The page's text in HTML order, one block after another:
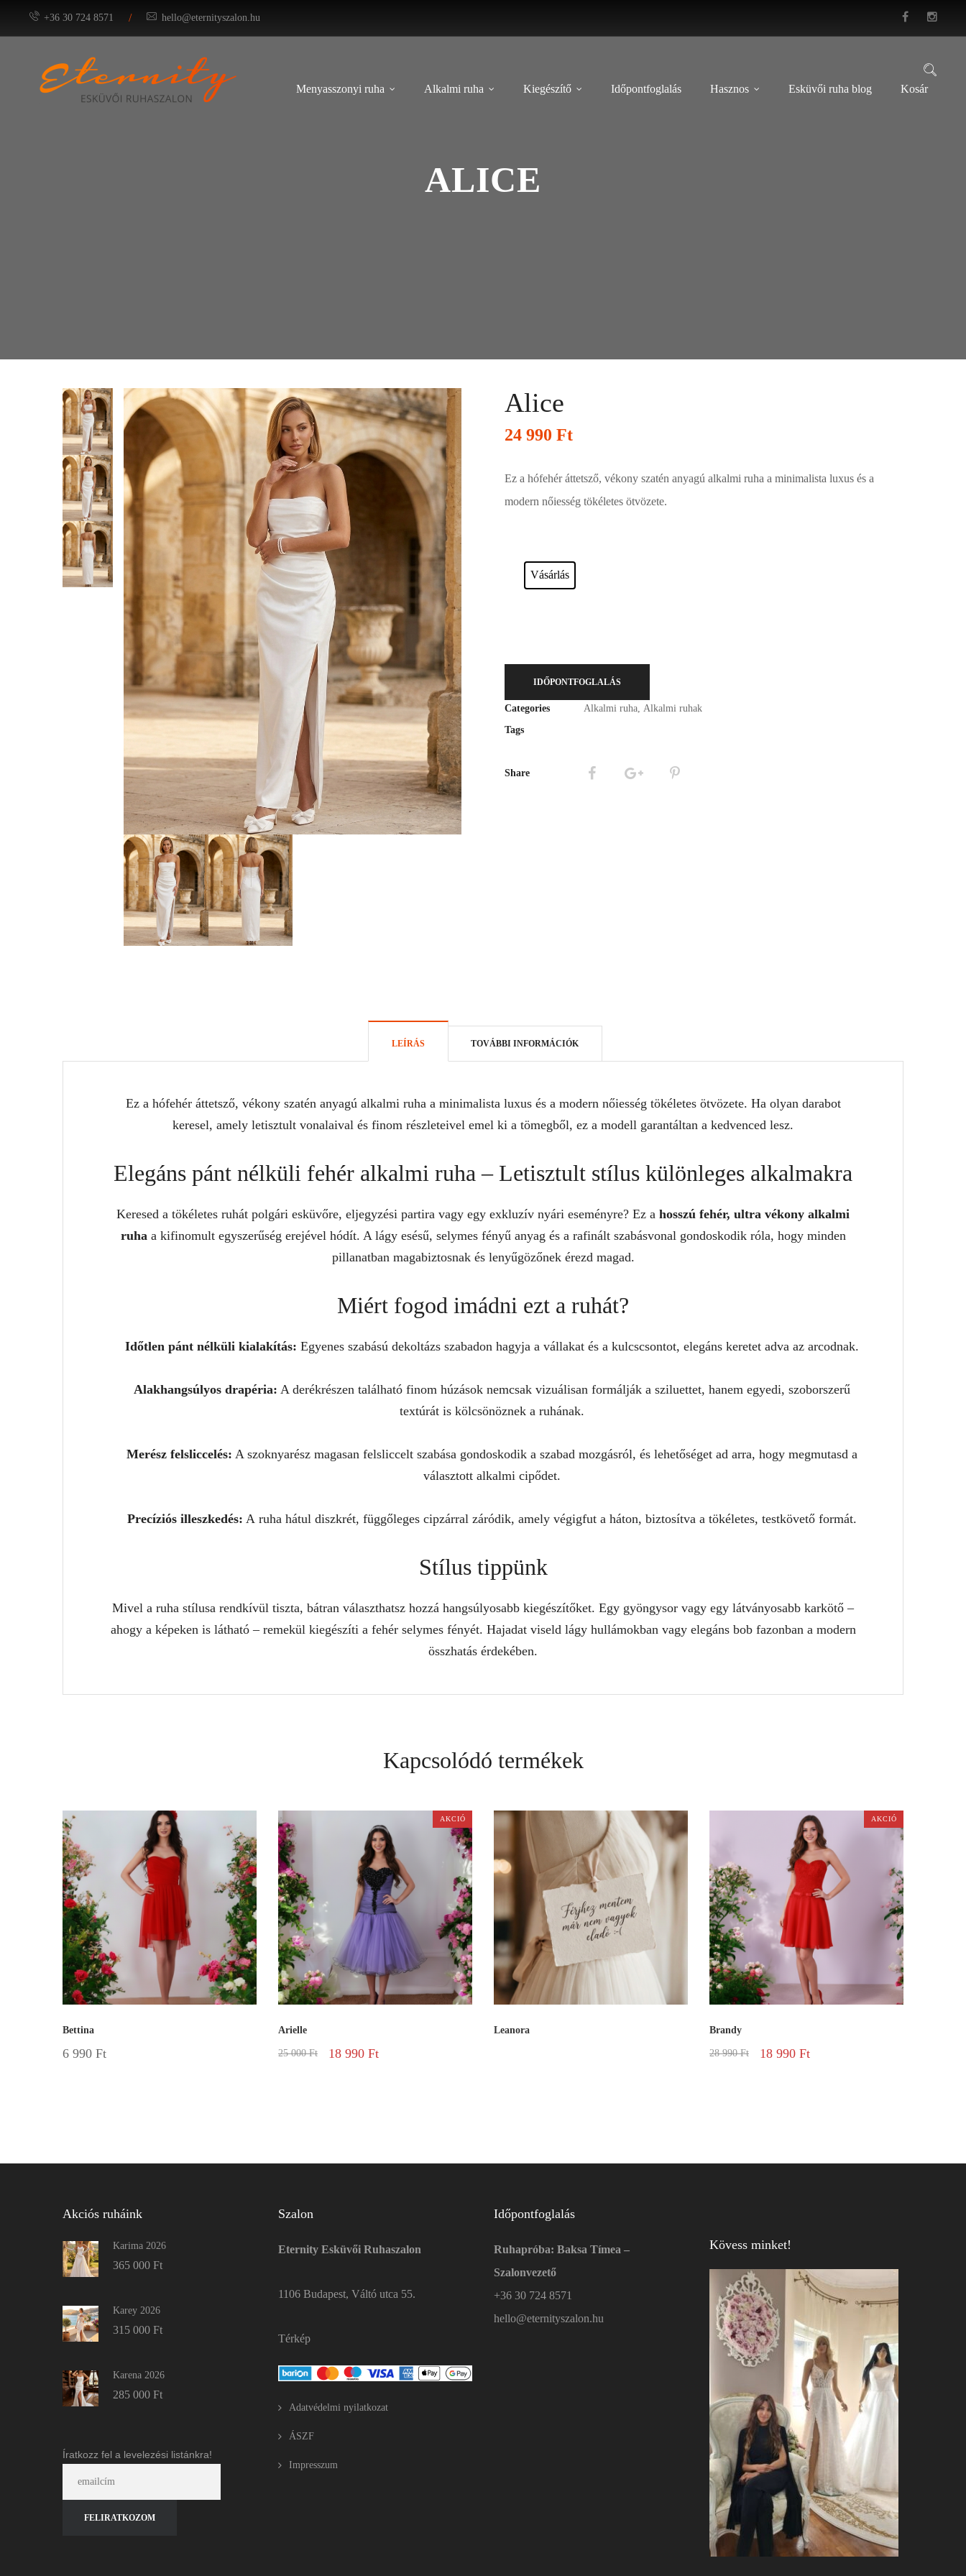
+36 30 724 8571 / hello@eternityszalon.hu
Menyasszonyi ruha Alkalmi ruha Kiegészítő Időpontfoglalás Hasznos Esküvői ruha blog Kosár
ALICE
Alice
24 990 Ft
Ez a hófehér áttetsző, vékony szatén anyagú alkalmi ruha a minimalista luxus és a
modern nőiesség tökéletes ötvözete.
Vásárlás
IDŐPONTFOGLALÁS
Categories Alkalmi ruha Alkalmi ruhak
Tags
Share
LEÍRÁS TOVÁBBI INFORMÁCIÓK
Ez a hófehér áttetsző, vékony szatén anyagú alkalmi ruha a minimalista luxus és a modern nőiesség tökéletes ötvözete. Ha olyan darabot
keresel, amely letisztult vonalaival és finom részleteivel emel ki a tömegből, ez a modell garantáltan a kedvenced lesz.
Elegáns pánt nélküli fehér alkalmi ruha – Letisztult stílus különleges alkalmakra
Keresed a tökéletes ruhát polgári esküvőre, eljegyzési partira vagy egy exkluzív nyári eseményre? Ez a hosszú fehér, ultra vékony alkalmi
ruhaa kifinomult egyszerűség erejével hódít. A lágy esésű, selymes fényű anyag és a rafinált szabásvonal gondoskodik róla, hogy minden
pillanatban magabiztosnak és lenyűgözőnek érezd magad.
Miért fogod imádni ezt a ruhát?
Időtlen pánt nélküli kialakítás: Egyenes szabású dekoltázs szabadon hagyja a vállakat és a kulcscsontot, elegáns keretet adva az arcodnak.
Alakhangsúlyos drapéria: A derékrészen található finom húzások nemcsak vizuálisan formálják a sziluettet, hanem egyedi, szoborszerű
textúrát is kölcsönöznek a ruhának.
Merész felsliccelés: A szoknyarész magasan felsliccelt szabása gondoskodik a szabad mozgásról, és lehetőséget ad arra, hogy megmutasd a
választott alkalmi cipődet.
Precíziós illeszkedés: A ruha hátul diszkrét, függőleges cipzárral záródik, amely végigfut a háton, biztosítva a tökéletes, testkövető formát.
Stílus tippünk
Mivel a ruha stílusa rendkívül tiszta, bátran választhatsz hozzá hangsúlyosabb kiegészítőket. Egy gyöngysor vagy egy látványosabb karkötő –
ahogy a képeken is látható – remekül kiegészíti a fehér selymes fényét. Hajadat viseld lágy hullámokban vagy elegáns bob fazonban a modern
összhatás érdekében.
Kapcsolódó termékek
Bettina
6 990 Ft
AKCIÓ
Arielle
25 000Ft 18 990 Ft
Leanora
AKCIÓ
Brandy
28 990Ft 18 990 Ft
Akciós ruháink
Karima 2026
365 000 Ft
Karey 2026
315 000 Ft
Karena 2026
285 000 Ft
Íratkozz fel a levelezési listánkra!
Szalon
Eternity Esküvői Ruhaszalon
1106 Budapest, Váltó utca 55.
Térkép
Adatvédelmi nyilatkozat
ÁSZF
Impresszum
Időpontfoglalás
Ruhapróba: Baksa Tímea –
Szalonvezető
+36 30 724 8571
hello@eternityszalon.hu
Kövess minket!